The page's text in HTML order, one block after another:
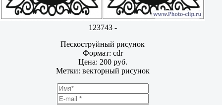
123743 -
Пескоструйный рисунок
Формат: cdr
Цена: 200 руб.
Метки: векторный рисунок